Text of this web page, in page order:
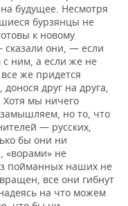
будущее. Несмотря
бурзянцы не
к новому
они, — если
с ним, а если же не
же придется
друг на друга,
мы ничего
но то, что
— русских,
бы они ни
«ворами» не
пойманных наших не
все они гибнут
на что можем